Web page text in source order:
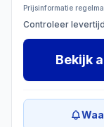
Prijsinformatie
Controleer
Bekijk